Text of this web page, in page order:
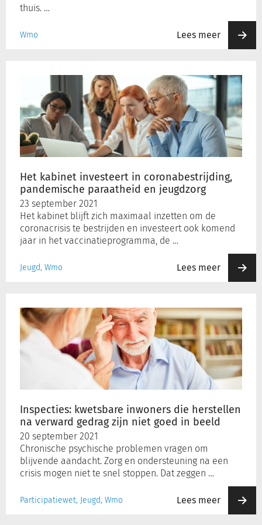
thuis. …
Wmo Lees meer
Het kabinet investeert in coronabestrijding,
pandemische paraatheid en jeugdzorg
23 september 2021
Het kabinet blijft zich maximaal inzetten om de
coronacrisis te bestrijden en investeert ook komend
jaar in het vaccinatieprogramma, de …
Jeugd, Wmo Lees meer
investeert
coronabestrijding,
pandemische
paraatheid
jeugdzorg
Inspecties: kwetsbare inwoners die herstellen
na verward gedrag zijn niet goed in beeld
20 september 2021
Chronische psychische problemen vragen om
blijvende aandacht. Zorg en ondersteuning na een
crisis mogen niet te snel stoppen. Dat zeggen …
Participatiewet, Jeugd, Wmo Lees meer
kwetsbare
inwoners
die
herstellen
gedrag
zijn
niet
goed
beeld